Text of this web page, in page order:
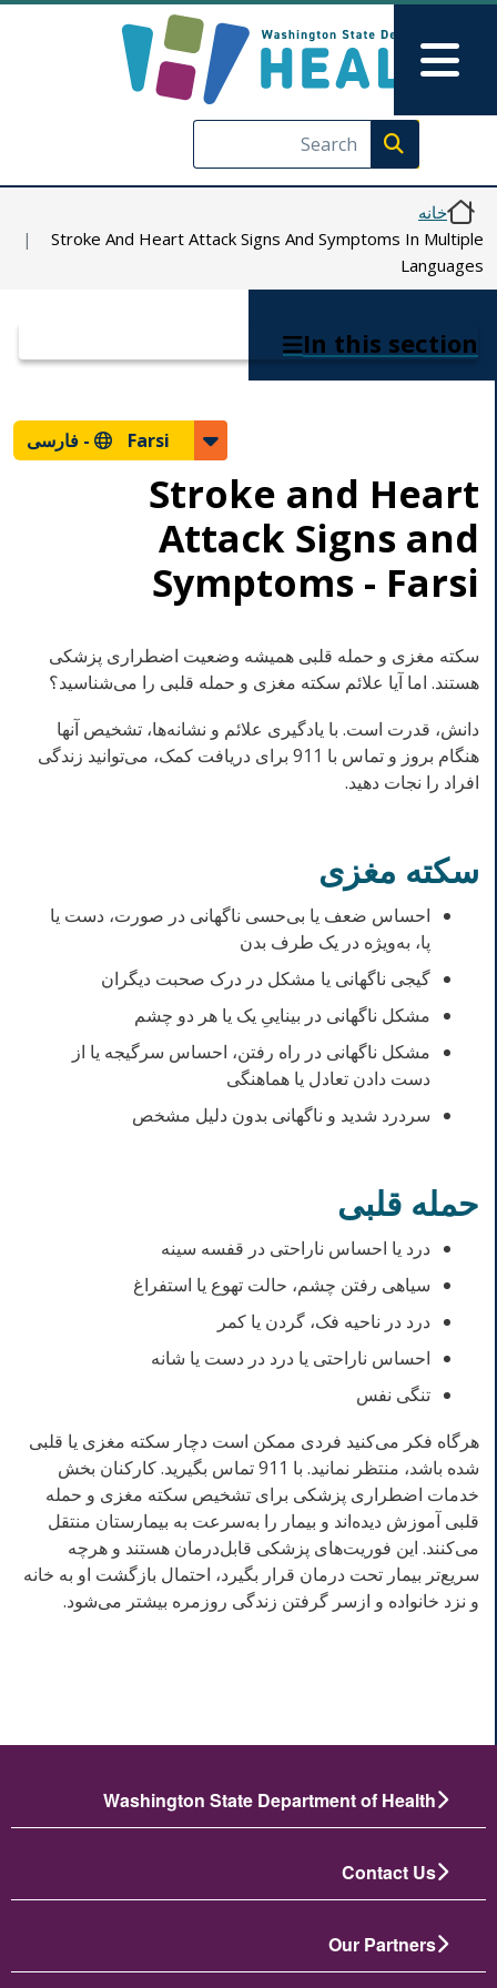
رفتن به محتوای اصلی
Skip to Feedback
Execute search
Main Menu
خانه
Stroke And Heart Attack Signs And Symptoms In Multiple
Languages
In this section
Farsi - فارسی
Stroke and Heart
Attack Signs and
Symptoms - Farsi
سکته مغزی و حمله قلبی همیشه وضعیت اضطراری پزشکی
هستند. اما آیا علائم سکته مغزی و حمله قلبی را می‌شناسید؟
دانش، قدرت است. با یادگیری علائم و نشانه‌ها، تشخیص آنها
هنگام بروز و تماس با 911 برای دریافت کمک، می‌توانید زندگی
افراد را نجات دهید.
سکته مغزی
احساس ضعف یا بی‌حسی ناگهانی در صورت، دست یا
پا، به‌ویژه در یک طرف بدن
گیجی ناگهانی یا مشکل در درک صحبت دیگران
مشکل ناگهانی در بیناییِ یک یا هر دو چشم
مشکل ناگهانی در راه رفتن، احساس سرگیجه یا از
دست دادن تعادل یا هماهنگی
سردرد شدید و ناگهانی بدون دلیل مشخص
حمله قلبی
درد یا احساس ناراحتی در قفسه سینه
سیاهی رفتن چشم، حالت تهوع یا استفراغ
درد در ناحیه فک، گردن یا کمر
احساس ناراحتی یا درد در دست یا شانه
تنگی نفس
هرگاه فکر می‌کنید فردی ممکن است دچار سکته مغزی یا قلبی
شده باشد، منتظر نمانید. با 911 تماس بگیرید. کارکنان بخش
خدمات اضطراری پزشکی برای تشخیص سکته مغزی و حمله
قلبی آموزش دیده‌اند و بیمار را به‌سرعت به بیمارستان منتقل
می‌کنند. این فوریت‌های پزشکی قابل‌درمان هستند و هرچه
سریع‌تر بیمار تحت درمان قرار بگیرد، احتمال بازگشت او به خانه
و نزد خانواده و ازسر گرفتن زندگی روزمره بیشتر می‌شود.
Washington State Department of Health
Contact Us
Our Partners